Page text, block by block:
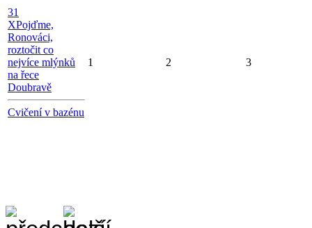
31
XPojďme,
Ronováci,
roztočit co
nejvíce mlýnků
na řece
Doubravě
Cvičení v bazénu
1 2 3